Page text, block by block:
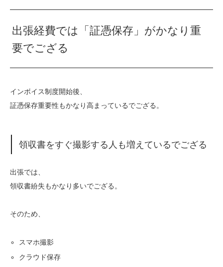
出張経費では「証憑保存」がかなり重
要でござる
インボイス制度開始後、
証憑保存重要性もかなり高まっているでござる。
領収書をすぐ撮影する人も増えているでござる
出張では、
領収書紛失もかなり多いでござる。
そのため、
スマホ撮影
クラウド保存